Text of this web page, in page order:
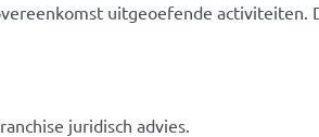
uitgeoefende activiteiten.
juridisch advies.